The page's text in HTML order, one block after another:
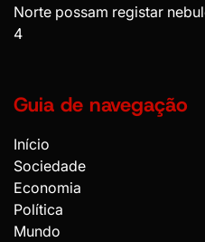
Norte possam registar
4
Guia de navegação
Início
Sociedade
Economia
Política
Mundo